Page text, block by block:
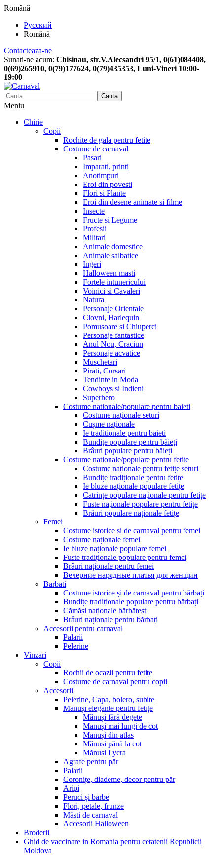
Română
Русский
Română
Contacteaza-ne
Sunati-ne acum: Chisinau, str.V.Alecsandri 95/1, 0(61)084408,
0(69)265910, 0(79)177624, 0(79)435353, Luni-Vineri 10:00-
19:00
Cauta
Meniu
Chirie
Copii
Rochite de gala pentru fetite
Costume de carnaval
Pasari
Imparati, printi
Anotimpuri
Eroi din povesti
Flori si Plante
Eroi din desene animate si filme
Insecte
Fructe si Legume
Profesii
Militari
Animale domestice
Animale salbatice
Ingeri
Halloween masti
Fortele intunericului
Voinici si Cavaleri
Natura
Personaje Orientale
Clovni, Harlequin
Pomusoare si Chiuperci
Personaje fantastice
Anul Nou, Craciun
Personaje acvatice
Muschetari
Pirati, Corsari
Tendinte in Moda
Cowboys si Indieni
Superhero
Costume nationale/populare pentru baieti
Costume naționale seturi
Cușme naționale
Ie traditionale pentru baieti
Bundițe populare pentru băieți
Brâuri populare pentru băieți
Costume nationale/populare pentru fetite
Costume naționale pentru fetițe seturi
Bundițe tradiționale pentru fetițe
Ie bluze naționale populare fetițe
Catrințe populare naționale pentru fetițe
Fuste naționale populare pentru fetițe
Brâuri populare naționale fetițe
Femei
Costume istorice si de carnaval pentru femei
Costume naționale femei
Ie bluze naționale populare femei
Fuste tradiționale populare pentru femei
Brâuri naționale pentru femei
Вечерние нарядные платья для женщин
Barbati
Costume istorice și de carnaval pentru bârbați
Bundițe tradiționale populare pentru bărbați
Cămăși naționale bărbătești
Brâuri naționale pentru bărbați
Accesorii pentru carnaval
Palarii
Pelerine
Vinzari
Copii
Rochii de ocazii pentru fetițe
Costume de carnaval pentru copii
Accesorii
Pelerine, Capa, bolero, subite
Mănuși elegante pentru fetițe
Mănuși fără degete
Manuși mai lungi de cot
Manuși din atlas
Mănuși până la cot
Mănuși Lycra
Agrafe pentru păr
Palarii
Coronițe, diademe, decor pentru păr
Aripi
Peruci și barbe
Flori, petale, frunze
Măști de carnaval
Accesorii Halloween
Broderii
Ghid de vaccinare in Romania pentru cetatenii Republicii
Moldova